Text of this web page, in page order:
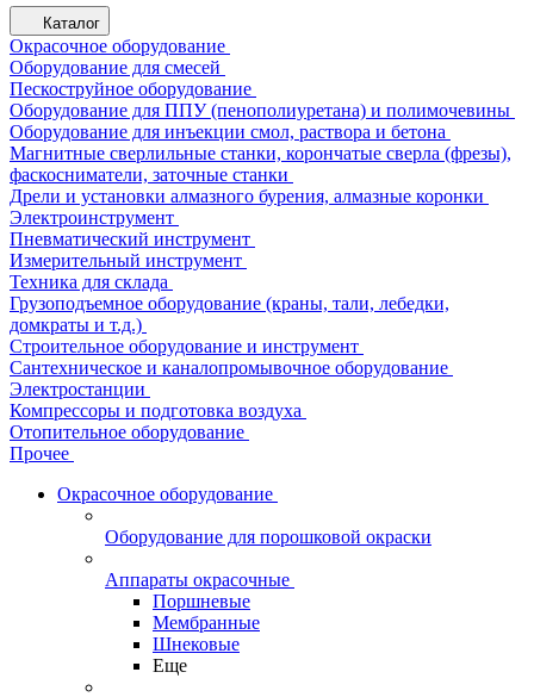
Каталог
Окрасочное оборудование
Оборудование для смесей
Пескоструйное оборудование
Оборудование для ППУ (пенополиуретана) и полимочевины
Оборудование для инъекции смол, раствора и бетона
Магнитные сверлильные станки, корончатые сверла (фрезы),
фаскосниматели, заточные станки
Дрели и установки алмазного бурения, алмазные коронки
Электроинструмент
Пневматический инструмент
Измерительный инструмент
Техника для склада
Грузоподъемное оборудование (краны, тали, лебедки,
домкраты и т.д.)
Строительное оборудование и инструмент
Сантехническое и каналопромывочное оборудование
Электростанции
Компрессоры и подготовка воздуха
Отопительное оборудование
Прочее
Окрасочное оборудование
Оборудование для порошковой окраски
Аппараты окрасочные
Поршневые
Мембранные
Шнековые
Еще